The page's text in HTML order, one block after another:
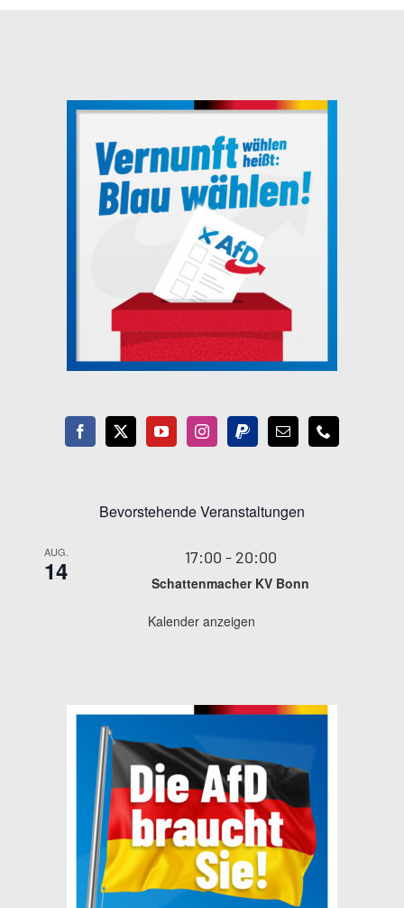
Bevorstehende Veranstaltungen
AUG.
14 17:00 - 20:00
Schattenmacher KV Bonn
Kalender anzeigen